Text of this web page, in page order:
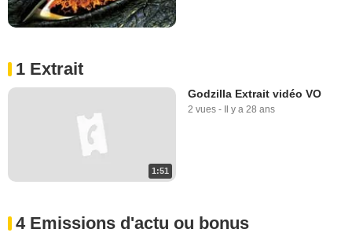
1 Extrait
1:51
Godzilla Extrait vidéo VO
2 vues - Il y a 28 ans
4 Emissions d'actu ou bonus